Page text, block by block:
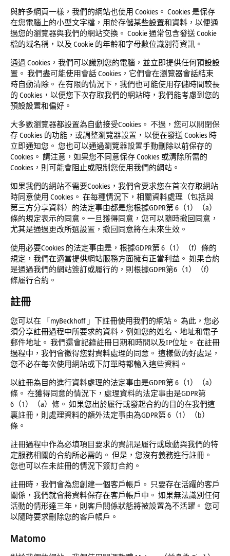
與許多網頁一樣，我們的網站也使用 Cookies。 Cookies 是保存
在您電腦上的小型文字檔，用於存儲某些設置和資料，以便通
過您的瀏覽器與我們的網站交換。 Cookie 通常包含發送 Cookie
檔的域名稱，以及 Cookie 的年齡和字母數位識別符資訊。
通過 Cookies，我們可以識別您的電腦，並立即提供任何預設設
置。 我們盡可能使用會話 Cookies，它們會在瀏覽器會話結束
時自動清除。 在有限的情況下，我們也可能使用存儲時間較長
的 Cookies，以便您下次存取我們的網站時，我們能考慮到您的
預設設置和偏好。
大多數瀏覽器都設置為自動接受Cookies。 不過，您可以關閉保
存 Cookies 的功能，或調整瀏覽器設置，以便在發送 Cookies 時
立即通知您。 您也可以通過瀏覽器設置手動刪除以前保存的
Cookies。 請注意，如果您不同意保存 Cookies 或清除所需的
Cookies，則可能會阻止或限制您使用我們的網站。
如果我們的網站不需要Cookies，我們會要求您在首次存取網站
時同意使用 Cookies。 在每種情況下，相關資料處理（包括與
第三方分享資料）的法定事由都是您根據GDPR第 6（1）（a）
條的規定表示的同意。一旦獲得同意，您可以隨時撤回同意，
尤其是通過更改所選設置，撤回同意將在未來生效。
使用必要Cookies 的法定事由是，根據GDPR第 6（1）（f）條的
規定，我們在適當提供網站服務方面擁有正當利益。 如果合約
是通過我們的網站簽訂或履行的，則根據GDPR第6（1）（f）
條履行合約。
註冊
您可以在 「myBeckhoff 」下註冊使用我們的網站。 為此，您必
須分享註冊過程中所要求的資料，例如您的姓名、地址和電子
郵件地址。 我們還會記錄註冊日期和時間以及IP位址。 在註冊
過程中，我們會徵得您對資料處理的同意。 這樣做的好處是，
您不必在每次使用網站或下訂單時都輸入這些資料。
以註冊為目的進行資料處理的法定事由是GDPR第 6（1）（a）
條。 在獲得同意的情況下，處理資料的法定事由是GDPR第
6（1）（a）條。 如果您出於履行或發起合約的目的在我們這
裏註冊，則處理資料的額外法定事由為GDPR第 6（1）（b）
條。
註冊過程中作為必填項目要求的資訊是履行或啟動與我們的特
定服務相關的合約所必需的。 但是，您沒有義務進行註冊。
您也可以在未註冊的情況下簽訂合約。
註冊時，我們會為您創建一個客戶帳戶。 只要存在活躍的客戶
關係，我們就會將資料保存在客戶帳戶中。 如果無法識別任何
活動的情形達三年，則客戶關係狀態將被設置為不活躍。 您可
以隨時要求刪除您的客戶帳戶。
Matomo